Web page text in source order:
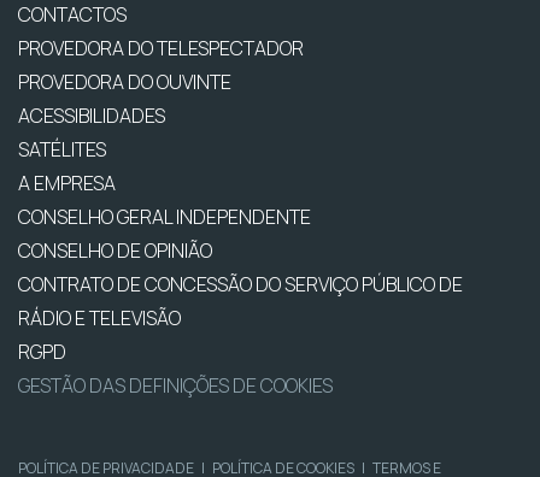
CONTACTOS
PROVEDORA DO TELESPECTADOR
PROVEDORA DO OUVINTE
ACESSIBILIDADES
SATÉLITES
A EMPRESA
CONSELHO GERAL INDEPENDENTE
CONSELHO DE OPINIÃO
CONTRATO DE CONCESSÃO DO SERVIÇO PÚBLICO DE
RÁDIO E TELEVISÃO
RGPD
GESTÃO DAS DEFINIÇÕES DE COOKIES
POLÍTICA DE PRIVACIDADE | POLÍTICA DE COOKIES | TERMOS E